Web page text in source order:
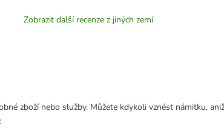
Zobrazit další recenze z jiných zemí
zboží nebo služby. Můžete kdykoli vznést námitku,